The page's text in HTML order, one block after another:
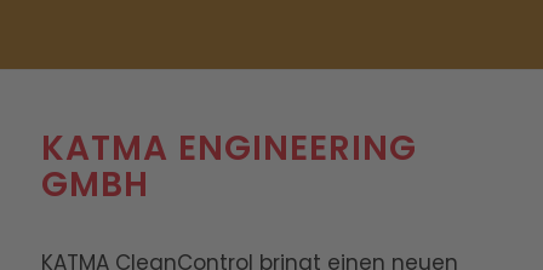
KATMA ENGINEERING
GMBH
KATMA CleanControl bringt einen neuen